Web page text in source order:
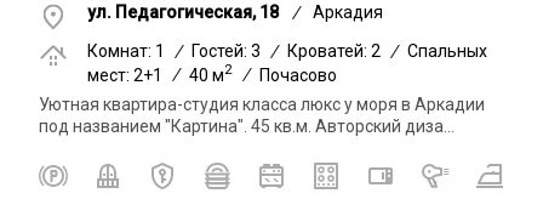
ул. Педагогическая, 18 /
Аркадия
Комнат: 1
/ Гостей: 3 / Кроватей: 2 / Спальных
мест: 2+1
/ 40 м2 / Почасово
Уютная квартира-студия класса люкс у моря в Аркадии
под названием "Картина". 45 кв.м. Авторский диза...